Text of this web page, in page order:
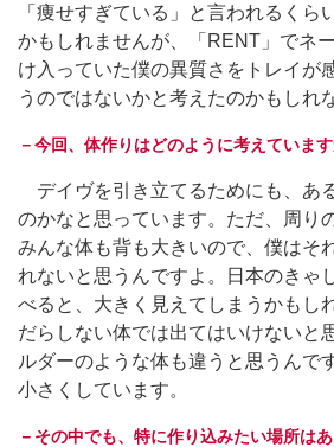
「痩せすぎている」と言われるくら
かもしれませんが、「RENT」でネ
け入っていた僕の異質さをトレイが
うのではないかと考えたのかもしれ
－今回、体作りはどのように考えています
デイヴを引き立てるためにも、あ
のかなと思っています。ただ、周り
みんな体も背も大きいので、僕はそ
れないと思うんですよ。日本のきゃ
べると、大きく見えてしまうかもし
だらしない体では出てはいけないと
ルダーのような体も違うと思うんで
小さくしています。
－その中でも、特に作り込みたい場所はあ